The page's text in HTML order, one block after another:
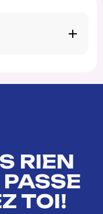
RIEN
PASSE
TOI!